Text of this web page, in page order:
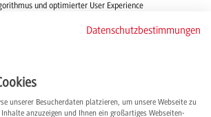
und optimierter User Experience
Features für die Vermittlung von Studienplätzen
Datenschutzbestimmungen
unserer Besucherdaten platzieren, um unsere Webseite zu
anzuzeigen und Ihnen ein großartiges Webseiten-